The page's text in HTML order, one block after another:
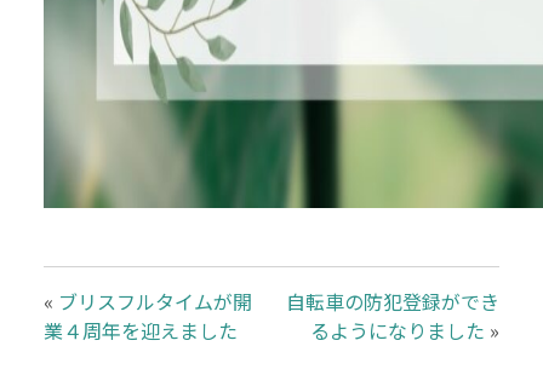
« ブリスフルタイムが開
業４周年を迎えました
自転車の防犯登録ができ
るようになりました »